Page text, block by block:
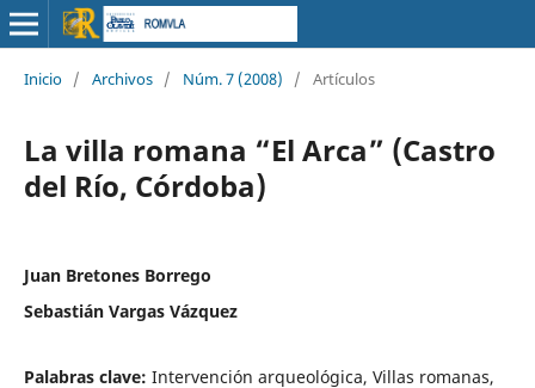
Inicio / Archivos / Núm. 7 (2008) / Artículos
La villa romana “El Arca” (Castro
del Río, Córdoba)
Juan Bretones Borrego
Sebastián Vargas Vázquez
Palabras clave: Intervención arqueológica, Villas romanas,